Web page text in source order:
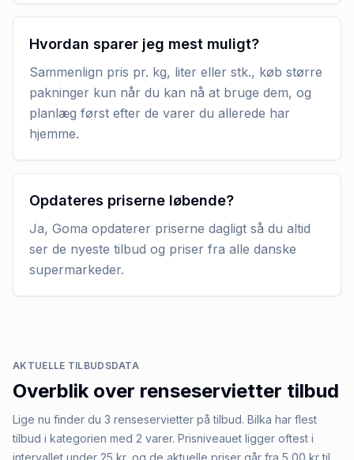
Hvordan sparer jeg mest muligt?
Sammenlign pris pr. kg, liter eller stk., køb større
pakninger kun når du kan nå at bruge dem, og
planlæg først efter de varer du allerede har
hjemme.
Opdateres priserne løbende?
Ja, Goma opdaterer priserne dagligt så du altid
ser de nyeste tilbud og priser fra alle danske
supermarkeder.
AKTUELLE TILBUDSDATA
Overblik over renseservietter tilbud
Lige nu finder du 3 renseservietter på tilbud. Bilka har flest
tilbud i kategorien med 2 varer. Prisniveauet ligger oftest i
intervallet under 25 kr, og de aktuelle priser går fra 5,00 kr til